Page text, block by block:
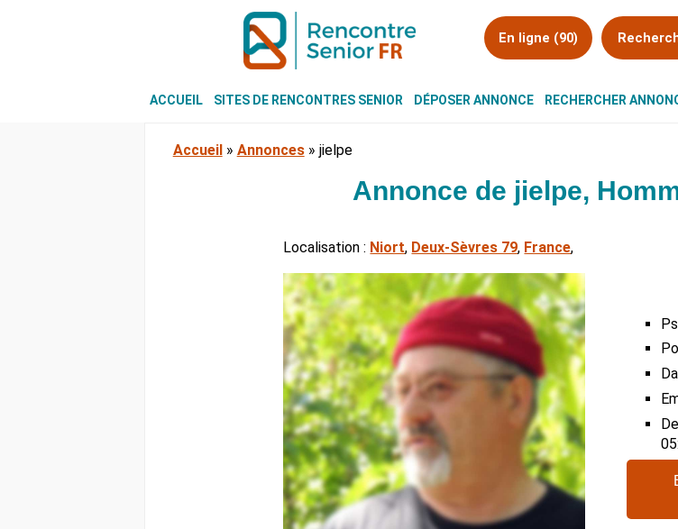
En ligne (90)
ACCUEIL SITES DE RENCONTRES SENIOR DÉPOSER ANNONCE RECHERCHER
Accueil » Annonces» jielpe
Annonce de jielpe,
Localisation : Niort, Deux-Sèvres 79, France,